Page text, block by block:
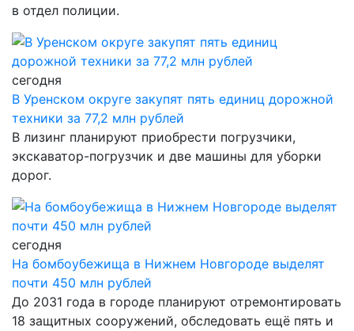
в отдел полиции.
сегодня
В Уренском округе закупят пять единиц дорожной
техники за 77,2 млн рублей
В лизинг планируют приобрести погрузчики,
экскаватор-погрузчик и две машины для уборки
дорог.
сегодня
На бомбоубежища в Нижнем Новгороде выделят
почти 450 млн рублей
До 2031 года в городе планируют отремонтировать
18 защитных сооружений, обследовать ещё пять и